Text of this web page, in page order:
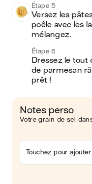
Étape 5
Versez les
poêle avec les
mélangez.
Étape 6
Dressez le tout
de parmesan
prêt !
Notes perso
Votre grain de sel
Touchez pour